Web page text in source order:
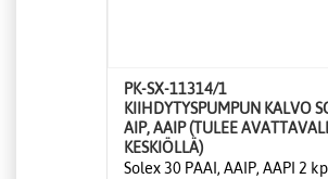
PK-SX-11314/1
KIIHDYTYSPUMPUN KALVO
AIP, AAIP (TULEE
KESKIÖLLÄ)
Solex 30 PAAI, AAIP, AAPI 2